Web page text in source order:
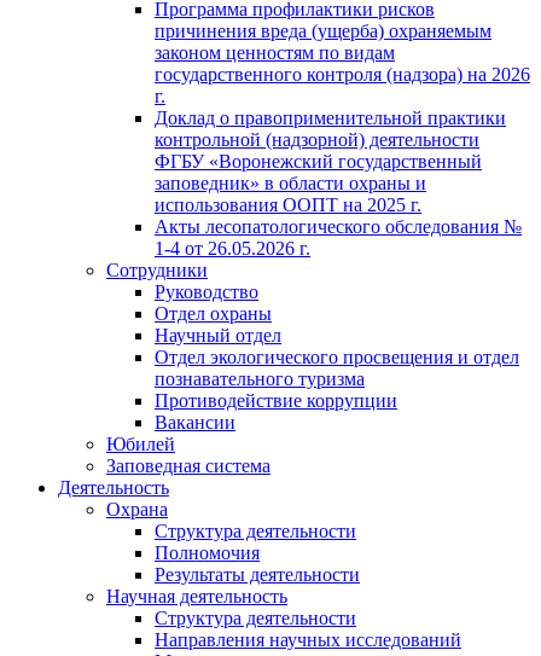
Программа профилактики рисков
причинения вреда (ущерба) охраняемым
законом ценностям по видам
государственного контроля (надзора) на 2026
г.
Доклад о правоприменительной практики
контрольной (надзорной) деятельности
ФГБУ «Воронежский государственный
заповедник» в области охраны и
использования ООПТ на 2025 г.
Акты лесопатологического обследования №
1-4 от 26.05.2026 г.
Сотрудники
Руководство
Отдел охраны
Научный отдел
Отдел экологического просвещения и отдел
познавательного туризма
Противодействие коррупции
Вакансии
Юбилей
Заповедная система
Деятельность
Охрана
Структура деятельности
Полномочия
Результаты деятельности
Научная деятельность
Структура деятельности
Направления научных исследований